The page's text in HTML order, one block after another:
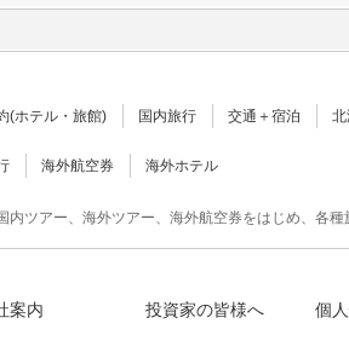
(ホテル・旅館) 国内旅行 交通＋宿泊
海外航空券 海外ホテル
内ツアー、海外ツアー、海外航空券をはじめ、各
案内 投資家の皆様へ 個